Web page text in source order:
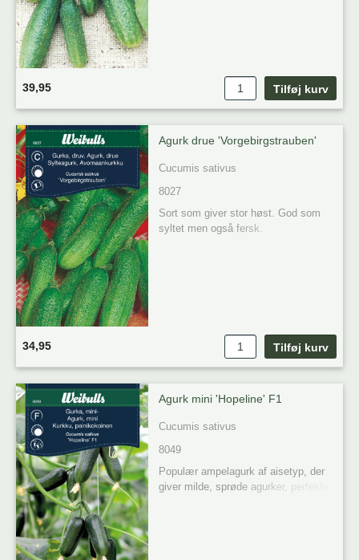
39,95
Agurk drue 'Vorgebirgstrauben'
Cucumis sativus
8027
Sort som giver stor høst. God som
syltet men også fersk.
34,95
Agurk mini 'Hopeline' F1
Cucumis sativus
8049
Populær ampelagurk af aisetyp, der
giver milde, sprøde agurker, perfekte